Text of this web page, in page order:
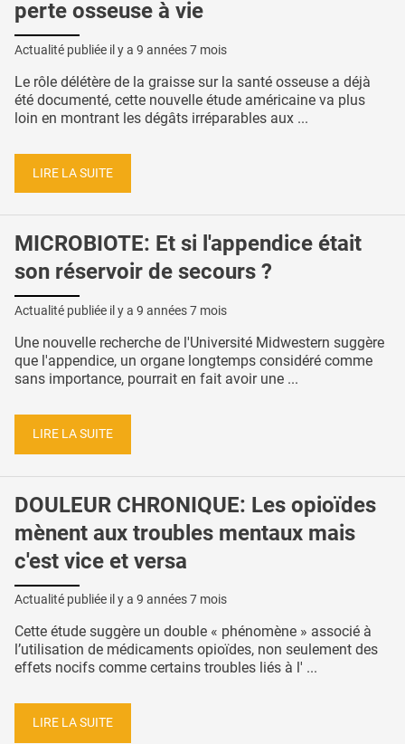
perte osseuse à vie
Actualité publiée il y a 9 années 7 mois
Le rôle délétère de la graisse sur la santé osseuse a déjà
été documenté, cette nouvelle étude américaine va plus
loin en montrant les dégâts irréparables aux ...
LIRE LA SUITE
MICROBIOTE: Et si l'appendice était
son réservoir de secours ?
Actualité publiée il y a 9 années 7 mois
Une nouvelle recherche de l'Université Midwestern suggère
que l'appendice, un organe longtemps considéré comme
sans importance, pourrait en fait avoir une ...
LIRE LA SUITE
DOULEUR CHRONIQUE: Les opioïdes
mènent aux troubles mentaux mais
c'est vice et versa
Actualité publiée il y a 9 années 7 mois
Cette étude suggère un double « phénomène » associé à
l’utilisation de médicaments opioïdes, non seulement des
effets nocifs comme certains troubles liés à l' ...
LIRE LA SUITE